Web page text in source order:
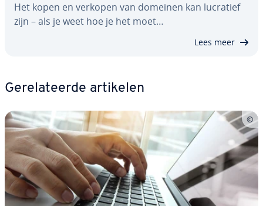
Het kopen en verkopen van domeinen kan lucratief
zijn – als je weet hoe je het moet…
Lees meer
Ge­re­la­teer­de artikelen